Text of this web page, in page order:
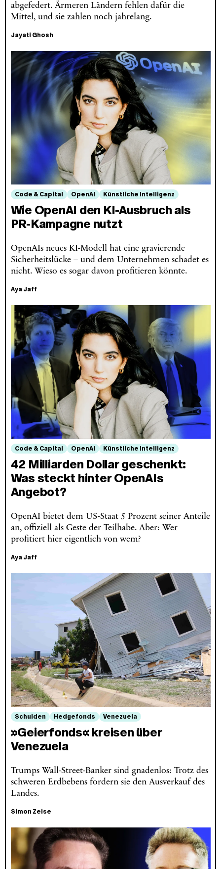
abgefedert. Ärmeren Ländern fehlen dafür die
Mittel, und sie zahlen noch jahrelang.
Jayati Ghosh
Code & Capital OpenAI Künstliche Intelligenz
Wie OpenAI den KI-Ausbruch als
PR-Kampagne nutzt
OpenAIs neues KI-Modell hat eine gravierende
Sicherheitslücke – und dem Unternehmen schadet es
nicht. Wieso es sogar davon profitieren könnte.
Aya Jaff
Code & Capital OpenAI Künstliche Intelligenz
42 Milliarden Dollar geschenkt:
Was steckt hinter OpenAIs
Angebot?
OpenAI bietet dem US-Staat 5 Prozent seiner Anteile
an, offiziell als Geste der Teilhabe. Aber: Wer
profitiert hier eigentlich von wem?
Aya Jaff
Schulden Hedgefonds Venezuela
»Geierfonds« kreisen über
Venezuela
Trumps Wall-Street-Banker sind gnadenlos: Trotz des
schweren Erdbebens fordern sie den Ausverkauf des
Landes.
Simon Zeise